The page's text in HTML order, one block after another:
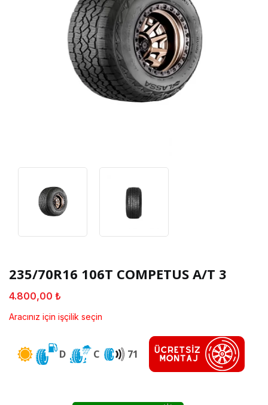
235/70R16 106T COMPETUS A/T 3
4.800,00 ₺
Aracınız için işçilik seçin
D C 71